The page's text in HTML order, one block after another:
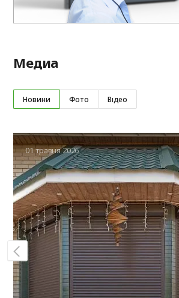
Медиа
Новини Фото Відео
01 травня 2026